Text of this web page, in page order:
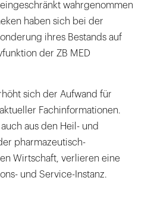
wahrgenommen
haben sich bei der
ihres Bestands auf
der ZB MED
sich der Aufwand für
Fachinformationen.
aus den Heil- und
pharmazeutisch-
Wirtschaft, verlieren eine
und Service-Instanz.